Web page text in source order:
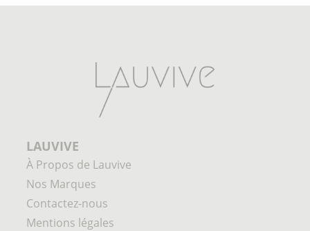
LAUVIVE
À Propos de Lauvive
Nos Marques
Contactez-nous
Mentions légales